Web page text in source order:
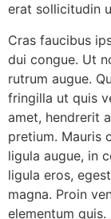
erat sollicitudin
Cras faucibus
dui congue. Ut
rutrum augue.
fringilla ut quis
amet, hendrerit
pretium. Mauris
ligula augue, in
ligula eros,
magna. Proin
elementum